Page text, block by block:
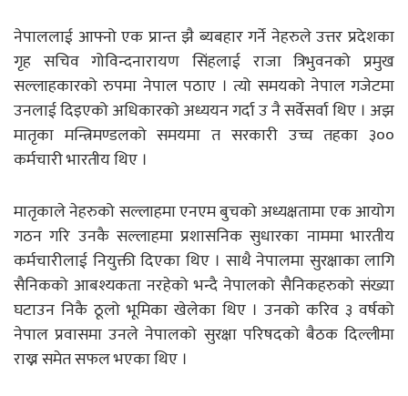
नेपाललाई आफ्नो एक प्रान्त झै ब्यबहार गर्ने नेहरुले उत्तर प्रदेशका
गृह सचिव गोविन्दनारायण सिंहलाई राजा त्रिभुवनको प्रमुख
सल्लाहकारको रुपमा नेपाल पठाए । त्यो समयको नेपाल गजेटमा
उनलाई दिइएको अधिकारको अध्ययन गर्दा उ नै सर्वेसर्वा थिए । अझ
मातृका मन्त्रिमण्डलको समयमा त सरकारी उच्च तहका ३००
कर्मचारी भारतीय थिए ।
मातृकाले नेहरुको सल्लाहमा एनएम बुचको अध्यक्षतामा एक आयोग
गठन गरि उनकै सल्लाहमा प्रशासनिक सुधारका नाममा भारतीय
कर्मचारीलाई नियुक्ती दिएका थिए । साथै नेपालमा सुरक्षाका लागि
सैनिकको आबश्यकता नरहेको भन्दै नेपालको सैनिकहरुको संख्या
घटाउन निकै ठूलो भूमिका खेलेका थिए । उनको करिव ३ वर्षको
नेपाल प्रवासमा उनले नेपालको सुरक्षा परिषदको बैठक दिल्लीमा
राख्न समेत सफल भएका थिए ।